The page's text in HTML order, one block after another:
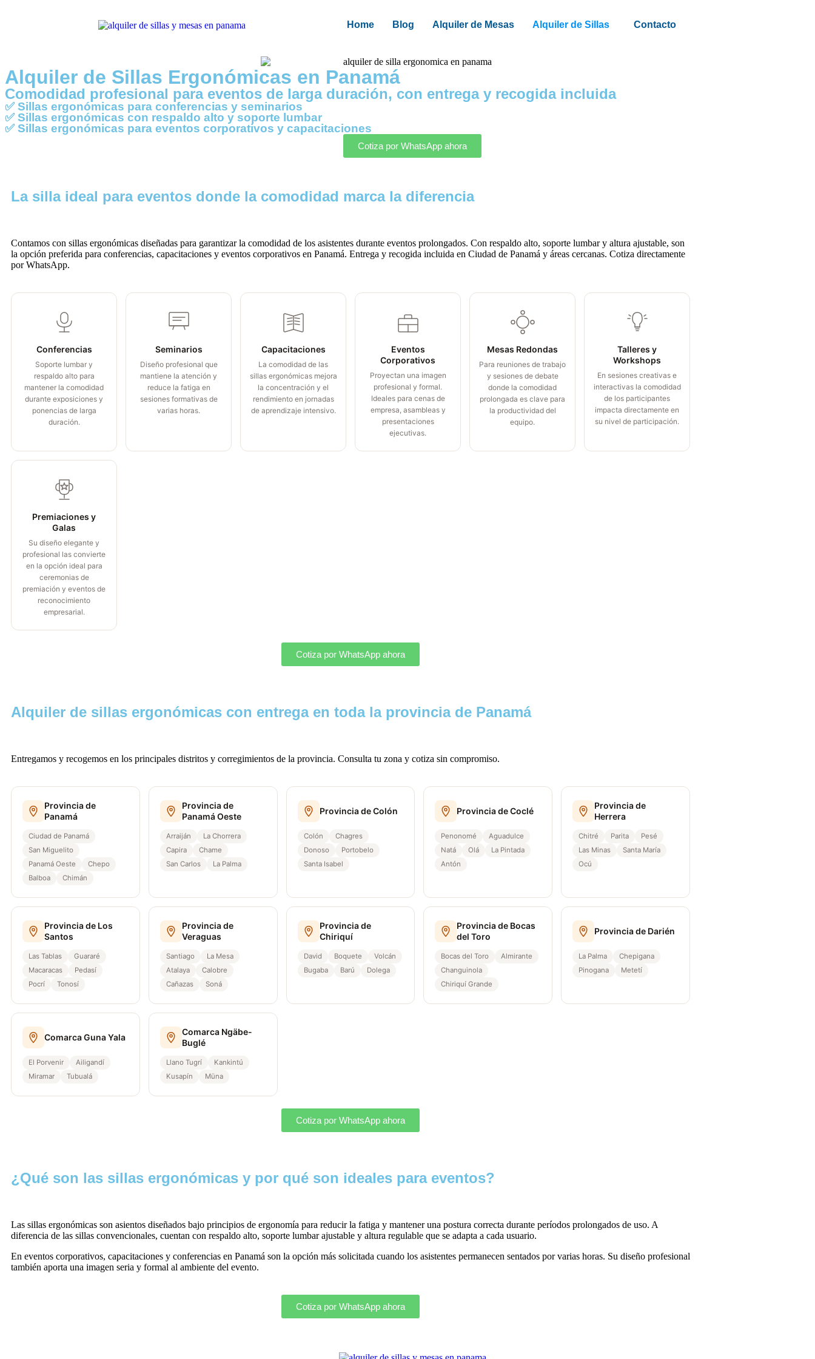
Home Blog Alquiler de Mesas Alquiler de Sillas Contacto
Alquiler de Sillas Ergonómicas en Panamá
Comodidad profesional para eventos de larga duración, con entrega y recogida incluida
✅ Sillas ergonómicas para conferencias y seminarios
✅ Sillas ergonómicas con respaldo alto y soporte lumbar
✅ Sillas ergonómicas para eventos corporativos y capacitaciones
Cotiza por WhatsApp ahora
La silla ideal para eventos donde la comodidad marca la diferencia
Contamos con sillas ergonómicas diseñadas para garantizar la comodidad de los asistentes durante eventos prolongados. Con respaldo alto, soporte lumbar y altura ajustable, son
la opción preferida para conferencias, capacitaciones y eventos corporativos en Panamá. Entrega y recogida incluida en Ciudad de Panamá y áreas cercanas. Cotiza directamente
por WhatsApp.
Conferencias
Soporte lumbar y
respaldo alto para
mantener la comodidad
durante exposiciones y
ponencias de larga
duración.
Seminarios
Diseño profesional que
mantiene la atención y
reduce la fatiga en
sesiones formativas de
varias horas.
Capacitaciones
La comodidad de las
sillas ergonómicas mejora
la concentración y el
rendimiento en jornadas
de aprendizaje intensivo.
Eventos
Corporativos
Proyectan una imagen
profesional y formal.
Ideales para cenas de
empresa, asambleas y
presentaciones
ejecutivas.
Mesas Redondas
Para reuniones de trabajo
y sesiones de debate
donde la comodidad
prolongada es clave para
la productividad del
equipo.
Talleres y
Workshops
En sesiones creativas e
interactivas la comodidad
de los participantes
impacta directamente en
su nivel de participación.
Premiaciones y
Galas
Su diseño elegante y
profesional las convierte
en la opción ideal para
ceremonias de
premiación y eventos de
reconocimiento
empresarial.
Cotiza por WhatsApp ahora
Alquiler de sillas ergonómicas con entrega en toda la provincia de Panamá
Entregamos y recogemos en los principales distritos y corregimientos de la provincia. Consulta tu zona y cotiza sin compromiso.
Provincia de
Panamá
Ciudad de Panamá
San Miguelito
Panamá Oeste
Chepo
Balboa
Chimán
Provincia de
Panamá Oeste
Arraiján
La Chorrera
Capira
Chame
San Carlos
La Palma
Provincia de Colón
Colón
Chagres
Donoso
Portobelo
Santa Isabel
Provincia de Coclé
Penonomé
Aguadulce
Natá
Olá
La Pintada
Antón
Provincia de
Herrera
Chitré Parita
Pesé
Las Minas
Santa María
Ocú
Provincia de Los
Santos
Las Tablas
Guararé
Macaracas
Pedasí
Pocrí
Tonosí
Provincia de
Veraguas
Santiago
La Mesa
Atalaya
Calobre
Cañazas
Soná
Provincia de
Chiriquí
David Boquete
Volcán
Bugaba
Barú Dolega
Provincia de Bocas
del Toro
Bocas del Toro
Almirante
Changuinola
Chiriquí Grande
Provincia de Darién
La Palma
Chepigana
Pinogana
Metetí
Comarca Guna Yala
El Porvenir
Ailigandí
Miramar
Tubualá
Comarca Ngäbe-
Buglé
Llano Tugrí
Kankintú
Kusapín
Müna
Cotiza por WhatsApp ahora
¿Qué son las sillas ergonómicas y por qué son ideales para eventos?
Las sillas ergonómicas son asientos diseñados bajo principios de ergonomía para reducir la fatiga y mantener una postura correcta durante períodos prolongados de uso. A
diferencia de las sillas convencionales, cuentan con respaldo alto, soporte lumbar ajustable y altura regulable que se adapta a cada usuario.
En eventos corporativos, capacitaciones y conferencias en Panamá son la opción más solicitada cuando los asistentes permanecen sentados por varias horas. Su diseño profesional
también aporta una imagen seria y formal al ambiente del evento.
Cotiza por WhatsApp ahora